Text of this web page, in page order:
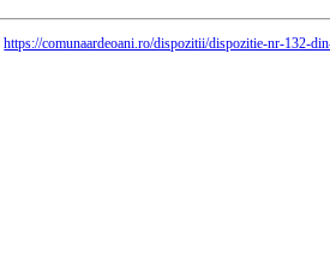
https://comunaardeoani.ro/dispozitii/dispozitie-nr-132-